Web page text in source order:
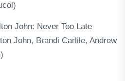
John: Never Too Late
John, Brandi Carlile, Andrew